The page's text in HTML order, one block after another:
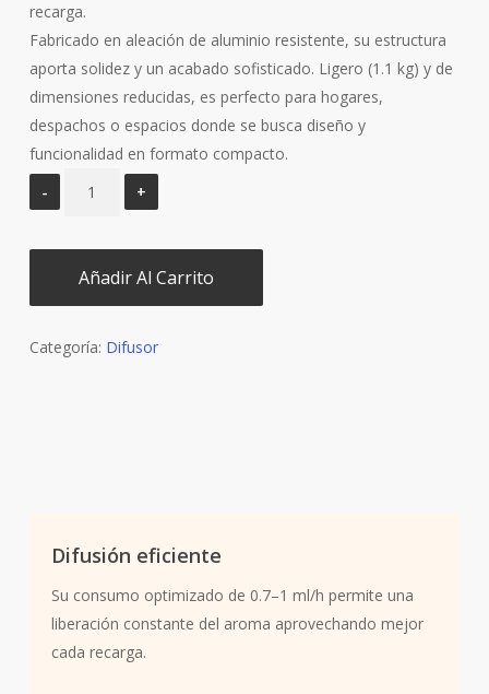
recarga.
Fabricado en aleación de aluminio resistente, su estructura
aporta solidez y un acabado sofisticado. Ligero (1.1 kg) y de
dimensiones reducidas, es perfecto para hogares,
despachos o espacios donde se busca diseño y
funcionalidad en formato compacto.
Añadir Al Carrito
Categoría: Difusor
Difusión eficiente
Su consumo optimizado de 0.7–1 ml/h permite una
liberación constante del aroma aprovechando mejor
cada recarga.